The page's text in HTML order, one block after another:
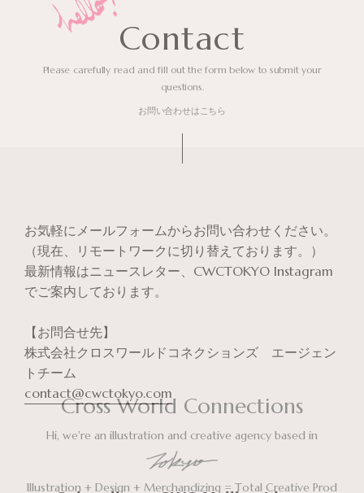
Contact
Please carefully read and fill out the form below to submit your
questions.
お問い合わせはこちら
お気軽にメールフォームからお問い合わせください。
（現在、リモートワークに切り替えております。）
最新情報はニュースレター、CWCTOKYO Instagram
でご案内しております。
【お問合せ先】
株式会社クロスワールドコネクションズ エージェン
トチーム
contact@cwctokyo.com